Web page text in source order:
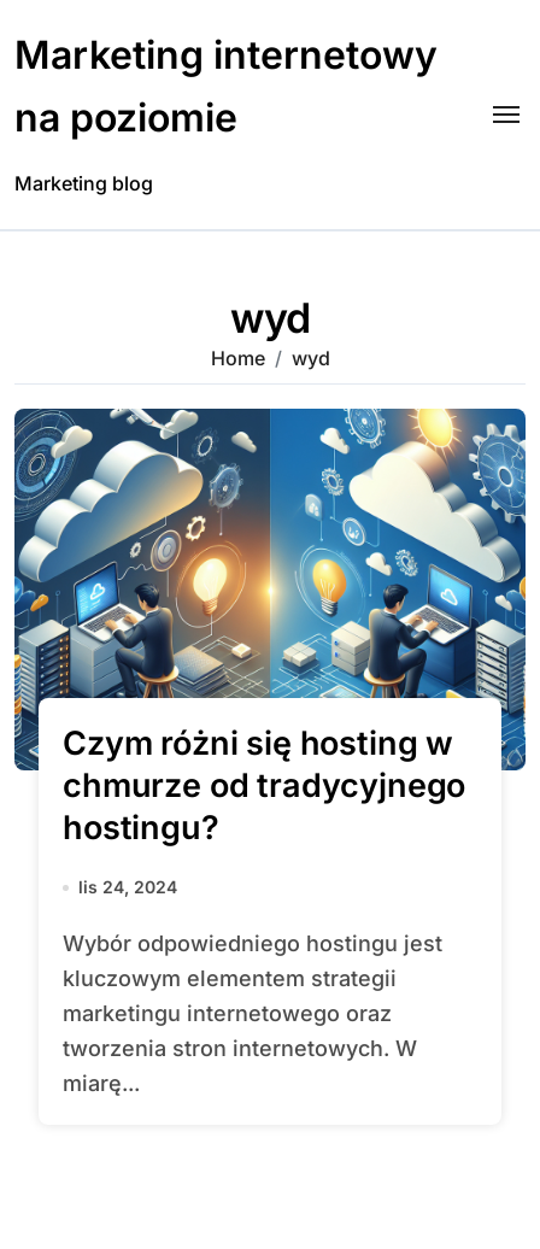
content
Marketing internetowy
na poziomie
Marketing blog
wyd
Home wyd
Czym różni się hosting w
chmurze od tradycyjnego
hostingu?
lis 24, 2024
Wybór odpowiedniego hostingu jest
kluczowym elementem strategii
marketingu internetowego oraz
tworzenia stron internetowych. W
miarę...